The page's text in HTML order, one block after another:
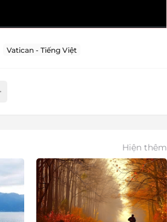
Vatican - Tiếng Việt
Hiện thêm